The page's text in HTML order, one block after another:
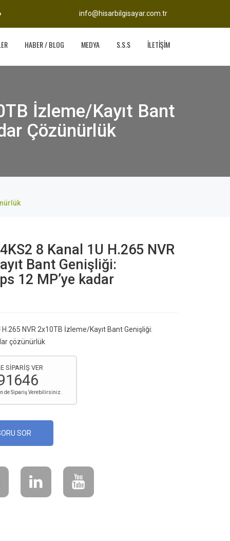
info@hisarbilgisayar.com.tr
HABER / BLOG MEDYA S.S.S İLETİŞİM
İzleme/Kayıt Bant
Çözünürlük
8 Kanal 1U H.265 NVR
Bant Genişliği:
12 MP’ye kadar
NVR 2x10TB İzleme/Kayıt Bant Genişliği:
çözünürlük
SİPARİŞ VER
de Sipariş Verebilirsiniz.
SOR